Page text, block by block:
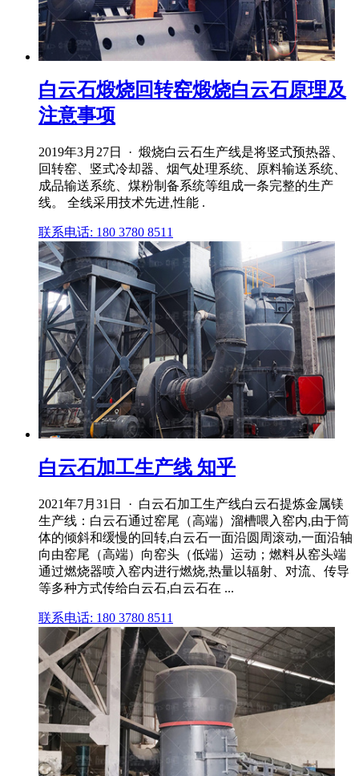
白云石煅烧回转窑煅烧白云石原理及
注意事项
2019年3月27日 · 煅烧白云石生产线是将竖式预热器、
回转窑、竖式冷却器、烟气处理系统、原料输送系统、
成品输送系统、煤粉制备系统等组成一条完整的生产
线。 全线采用技术先进,性能 .
联系电话: 180 3780 8511
白云石加工生产线 知乎
2021年7月31日 · 白云石加工生产线白云石提炼金属镁
生产线：白云石通过窑尾（高端）溜槽喂入窑内,由于筒
体的倾斜和缓慢的回转,白云石一面沿圆周滚动,一面沿轴
向由窑尾（高端）向窑头（低端）运动；燃料从窑头端
通过燃烧器喷入窑内进行燃烧,热量以辐射、对流、传导
等多种方式传给白云石,白云石在 ...
联系电话: 180 3780 8511